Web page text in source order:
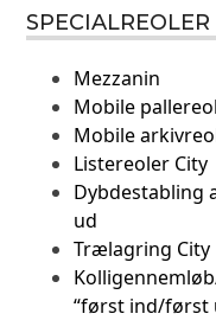
SPECIALREOLER
Mezzanin
Mobile
Mobile
Listereoler City
Dybdestabling
ud
Trælagring City
“først ind/først